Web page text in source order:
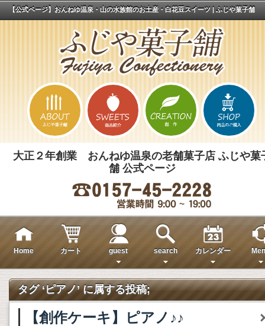
【公式ページ】おんねゆ温泉・山の水族館のお土産・白花豆スイーツ | ふじや菓子舗
大正２年創業 おんねゆ温泉の老舗菓子店 ふじや菓
舗 公式ページ
Home カート guest search カレンダー
タグ ‘ピアノ’ に属する投稿;
【創作ケーキ】ピアノ♪♪